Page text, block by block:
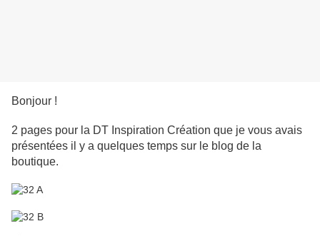
Bonjour !
2 pages pour la DT Inspiration Création que je vous avais
présentées il y a quelques temps sur le blog de la
boutique.